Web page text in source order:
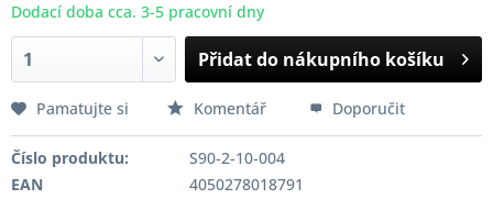
Dodací doba cca. 3-5 pracovní dny
Přidat do nákupního košíku
Pamatujte si Komentář Doporučit
Číslo produktu:
S90-2-10-004
EAN
4050278018791